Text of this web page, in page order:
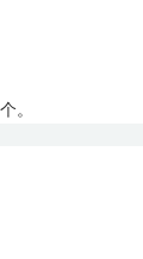
。